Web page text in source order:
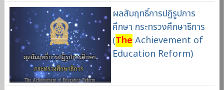
ผลสัมฤทธิ์การปฏิรูปการ
ศึกษา กระทรวงศึกษาธิการ
(The Achievement of
Education Reform)